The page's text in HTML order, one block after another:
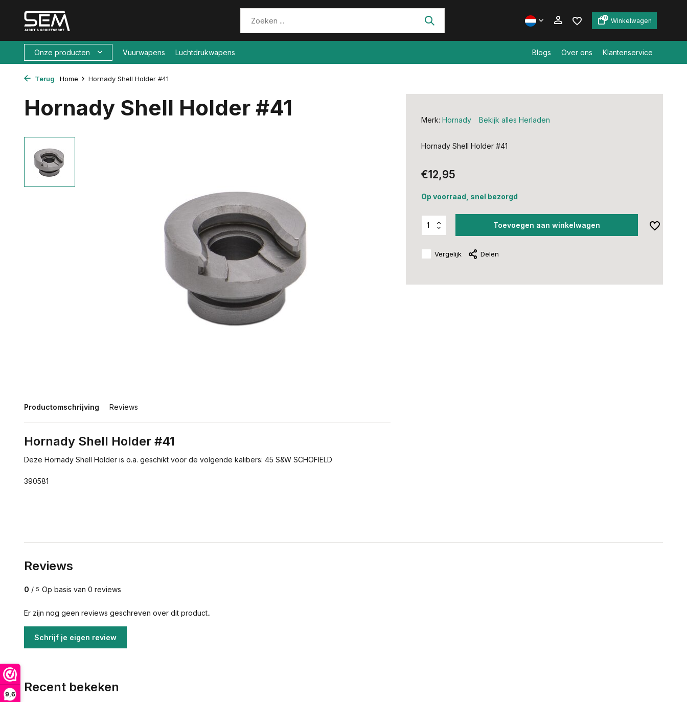
9,6
0 Winkelwagen
Onze producten Vuurwapens Luchtdrukwapens Blogs Over ons Klantenservice
Terug Home Hornady Shell Holder #41
Hornady Shell Holder #41
Productomschrijving Reviews
Hornady Shell Holder #41
Deze Hornady Shell Holder is o.a. geschikt voor de volgende kalibers: 45 S&W SCHOFIELD
390581
Merk: Hornady Bekijk alles Herladen
Hornady Shell Holder #41
€12,95
Op voorraad, snel bezorgd
Toevoegen aan winkelwagen
Vergelijk Delen
Reviews
0 / 5 Op basis van 0 reviews
Er zijn nog geen reviews geschreven over dit product..
Schrijf je eigen review
Recent bekeken